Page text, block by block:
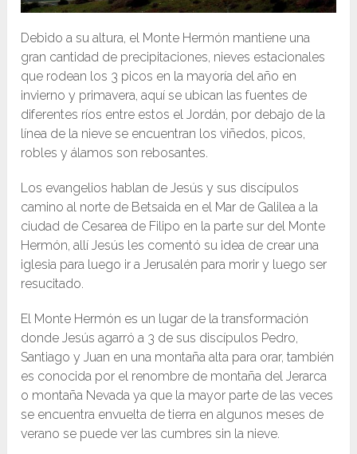
Debido a su altura, el Monte Hermón mantiene una
gran cantidad de precipitaciones, nieves estacionales
que rodean los 3 picos en la mayoría del año en
invierno y primavera, aquí se ubican las fuentes de
diferentes ríos entre estos el Jordán, por debajo de la
línea de la nieve se encuentran los viñedos, picos,
robles y álamos son rebosantes.
Los evangelios hablan de Jesús y sus discípulos
camino al norte de Betsaida en el Mar de Galilea a la
ciudad de Cesarea de Filipo en la parte sur del Monte
Hermón, allí Jesús les comentó su idea de crear una
iglesia para luego ir a Jerusalén para morir y luego ser
resucitado.
El Monte Hermón es un lugar de la transformación
donde Jesús agarró a 3 de sus discípulos Pedro,
Santiago y Juan en una montaña alta para orar, también
es conocida por el renombre de montaña del Jerarca
o montaña Nevada ya que la mayor parte de las veces
se encuentra envuelta de tierra en algunos meses de
verano se puede ver las cumbres sin la nieve.